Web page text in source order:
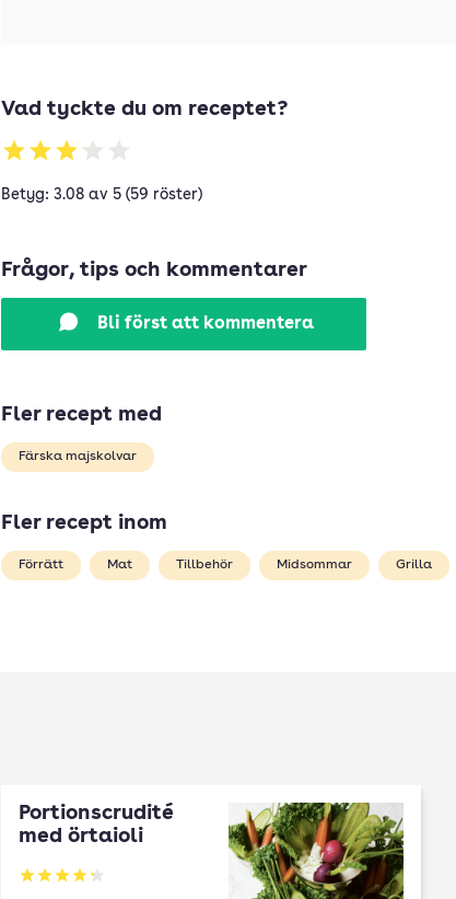
Vad tyckte du om receptet?
Betyg: 3.08 av 5 (59 röster)
Frågor, tips och kommentarer
Bli först att kommentera
Fler recept med
Färska majskolvar
Fler recept inom
Förrätt Mat Tillbehör Midsommar Grilla
Portionscrudité
med örtaioli
Betyg: 4.27 av 5